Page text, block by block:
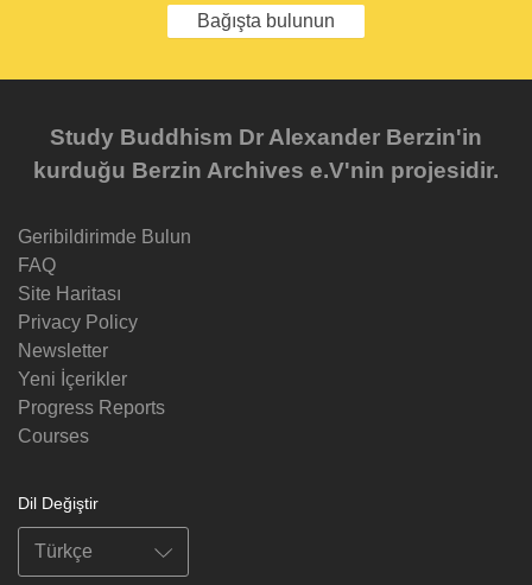
Bağışta bulunun
Study Buddhism Dr Alexander Berzin'in
kurduğu Berzin Archives e.V'nin projesidir.
Geribildirimde Bulun
FAQ
Site Haritası
Privacy Policy
Newsletter
Yeni İçerikler
Progress Reports
Courses
Dil Değiştir